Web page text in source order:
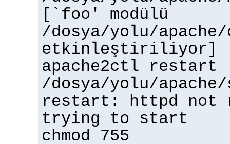
[`foo' modülü
/dosya/yolu/
etkinleştiriliyor]
apache2ctl restart
/dosya/yolu/
restart: httpd not
trying to start
chmod 755